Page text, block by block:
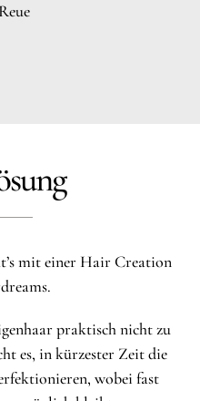
mit einer Hair Creation
praktisch nicht zu
es, in kürzester Zeit die
wobei fast